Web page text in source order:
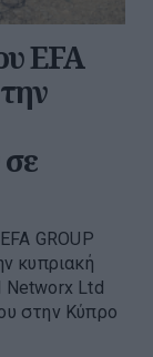
EFA
GROUP
κυπριακή
Networx Ltd
στην Κύπρο